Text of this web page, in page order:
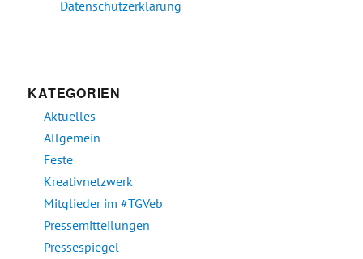
Datenschutzerklärung
KATEGORIEN
Aktuelles
Allgemein
Feste
Kreativnetzwerk
Mitglieder im #TGVeb
Pressemitteilungen
Pressespiegel